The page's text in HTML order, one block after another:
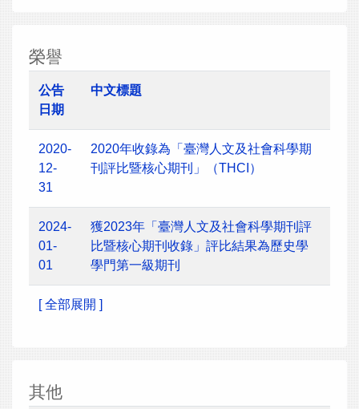
榮譽
公告
日期
中文標題
2020-
12-
31
2020年收錄為「臺灣人文及社會科學期
刊評比暨核心期刊」（THCI）
2024-
01-
01
獲2023年「臺灣人文及社會科學期刊評
比暨核心期刊收錄」評比結果為歷史學
學門第一級期刊
[ 全部展開 ]
其他